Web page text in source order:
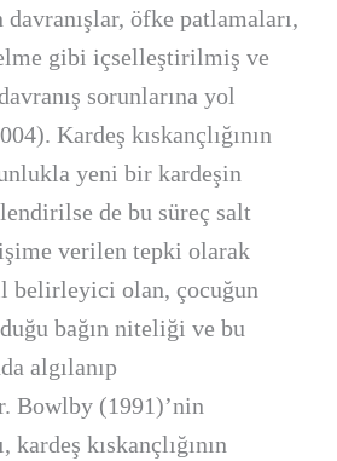
öfke patlamaları,
gibi içselleştirilmiş ve
sorunlarına yol
Kardeş kıskançlığının
yeni bir kardeşin
de bu süreç salt
verilen tepki olarak
belirleyici olan, çocuğun
bağın niteliği ve bu
algılanıp
Bowlby (1991)’nin
kardeş kıskançlığının